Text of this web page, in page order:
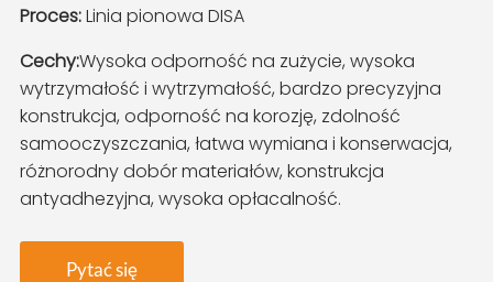
Proces:Linia pionowa DISA
Cechy:Wysoka odporność na zużycie, wysoka
wytrzymałość i wytrzymałość, bardzo precyzyjna
konstrukcja, odporność na korozję, zdolność
samooczyszczania, łatwa wymiana i konserwacja,
różnorodny dobór materiałów, konstrukcja
antyadhezyjna, wysoka opłacalność.
Pytać się